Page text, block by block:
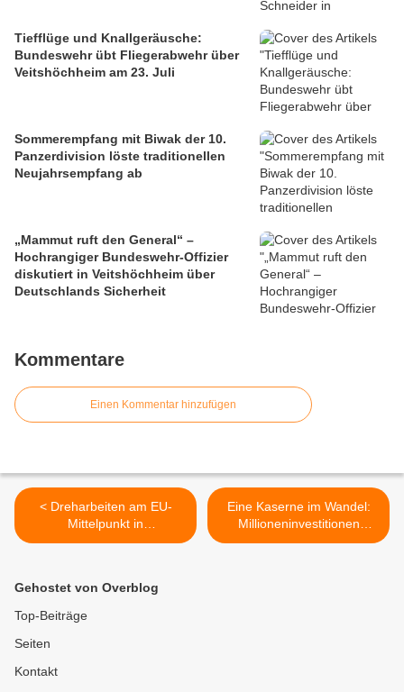
Tiefflüge und Knallgeräusche:
Bundeswehr übt Fliegerabwehr über
Veitshöchheim am 23. Juli
Sommerempfang mit Biwak der 10.
Panzerdivision löste traditionellen
Neujahrsempfang ab
„Mammut ruft den General“ –
Hochrangiger Bundeswehr-Offizier
diskutiert in Veitshöchheim über
Deutschlands Sicherheit
Kommentare
Einen Kommentar hinzufügen
< Dreharbeiten am EU-
Mittelpunkt in
Veitshöchheim/Gadheim –
Sonntag, 30. November
2025 um 19.30 Uhr
Eine Kaserne im Wandel:
Millioneninvestitionen
sichern den Bundeswehr-
Gehostet von Overblog
Top-Beiträge
Seiten
Kontakt